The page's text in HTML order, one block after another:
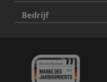
Bedrijf